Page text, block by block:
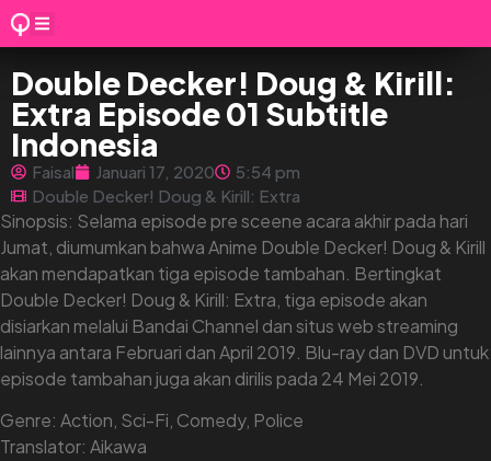
Double Decker! Doug & Kirill:
Extra Episode 01 Subtitle
Indonesia
Faisal Januari 17, 2020
5:54 pm
Double Decker! Doug & Kirill: Extra
Sinopsis: Selama episode pre sceene acara akhir pada hari
Jumat, diumumkan bahwa Anime Double Decker! Doug & Kirill
akan mendapatkan tiga episode tambahan. Bertingkat
Double Decker! Doug & Kirill: Extra, tiga episode akan
disiarkan melalui Bandai Channel dan situs web streaming
lainnya antara Februari dan April 2019. Blu-ray dan DVD untuk
episode tambahan juga akan dirilis pada 24 Mei 2019.
Genre: Action, Sci-Fi, Comedy, Police
Translator: Aikawa